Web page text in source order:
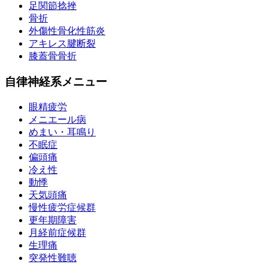
足関節捻挫
骨折
外傷性骨化性筋炎
アキレス腱断裂
膝蓋骨骨折
自律神経系メニュー
眼精疲労
メニエール病
めまい・耳鳴り
不眠症
偏頭痛
冷え性
動悸
天気頭痛
慢性疲労症候群
更年期障害
月経前症候群
生理痛
突発性難聴